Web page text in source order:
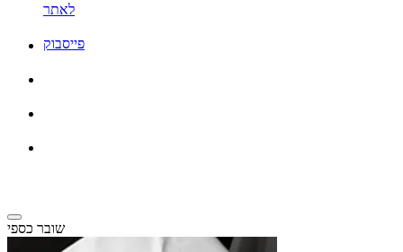
לאתר
פייסבוק
שובר כספי